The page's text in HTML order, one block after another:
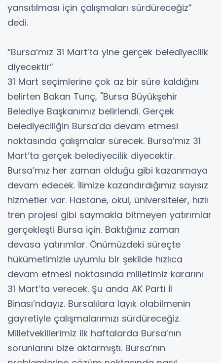
yansıtılması için çalışmaları sürdüreceğiz”
dedi.
“Bursa’mız 31 Mart’ta yine gerçek belediyecilik
diyecektir”
31 Mart seçimlerine çok az bir süre kaldığını
belirten Bakan Tunç, "Bursa Büyükşehir
Belediye Başkanımız belirlendi. Gerçek
belediyeciliğin Bursa’da devam etmesi
noktasında çalışmalar sürecek. Bursa’mız 31
Mart’ta gerçek belediyecilik diyecektir.
Bursa’mız her zaman olduğu gibi kazanmaya
devam edecek. İlimize kazandırdığımız sayısız
hizmetler var. Hastane, okul, üniversiteler, hızlı
tren projesi gibi saymakla bitmeyen yatırımlar
gerçekleşti Bursa için. Baktığınız zaman
devasa yatırımlar. Önümüzdeki süreçte
hükümetimizle uyumlu bir şekilde hızlıca
devam etmesi noktasında milletimiz kararını
31 Mart’ta verecek. Şu anda AK Parti İl
Binası’ndayız. Bursalılara layık olabilmenin
gayretiyle çalışmalarımızı sürdüreceğiz.
Milletvekillerimiz ilk haftalarda Bursa’nın
sorunlarını bize aktarmıştı. Bursa’nın